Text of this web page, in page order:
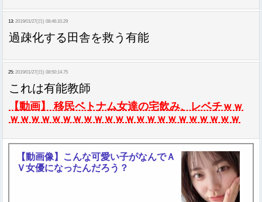
13: 2019/01/27(日) 08:46:10.29
過疎化する田舎を救う有能
25: 2019/01/27(日) 08:50:14.75
これは有能教師
【動画】 移民ベトナム女達の宅飲み、レベチｗｗ
ｗｗｗｗｗｗｗｗｗｗｗｗｗｗｗｗｗｗｗｗｗｗ
【動画像】こんな可愛い子がなんでＡ
Ｖ女優になったんだろう？